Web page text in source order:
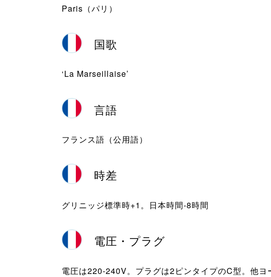
Paris（パリ）
国歌
‘La Marseillaise’
言語
フランス語（公用語）
時差
グリニッジ標準時+1。日本時間-8時間
電圧・プラグ
電圧は220-240V。プラグは2ピンタイプのC型。他ヨ